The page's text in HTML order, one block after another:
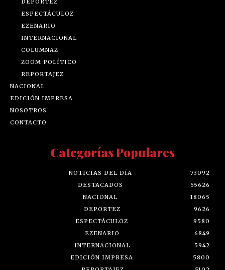
DEPORTEZ
ESPECTÁCULOZ
EZENARIO
INTERNACIONAL
COLUMNAZ
ZOOM POLÍTICO
REPORTAJEZ
NACIONAL
EDICIÓN IMPRESA
NOSOTROS
CONTACTO
Categorías Populares
NOTICIAS DEL DÍA
73092
DESTACADOS
55626
NACIONAL
18065
DEPORTEZ
9626
ESPECTÁCULOZ
9580
EZENARIO
6849
INTERNACIONAL
5942
EDICIÓN IMPRESA
5800